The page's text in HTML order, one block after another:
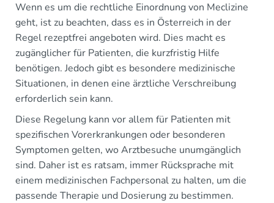
Wenn es um die rechtliche Einordnung von Meclizine
geht, ist zu beachten, dass es in Österreich in der
Regel rezeptfrei angeboten wird. Dies macht es
zugänglicher für Patienten, die kurzfristig Hilfe
benötigen. Jedoch gibt es besondere medizinische
Situationen, in denen eine ärztliche Verschreibung
erforderlich sein kann.
Diese Regelung kann vor allem für Patienten mit
spezifischen Vorerkrankungen oder besonderen
Symptomen gelten, wo Arztbesuche unumgänglich
sind. Daher ist es ratsam, immer Rücksprache mit
einem medizinischen Fachpersonal zu halten, um die
passende Therapie und Dosierung zu bestimmen.